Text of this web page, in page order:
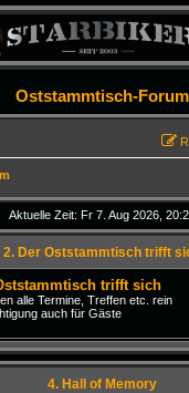
Oststammtisch-Forum
Aktuelle Zeit: Fr 7. Aug 2026,
2. Der Oststammtisch trifft
trifft sich
alle Termine, Treffen etc. rein
auch für Gäste
4. Hall of Memory